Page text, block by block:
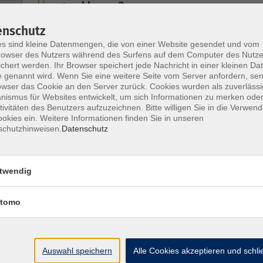
geschlossen?
Das Ende der transatlantischen
Zum Verhältnis zwischen Europa,
und den USA
Zur Diskussion: Was haben Stolpersteine
Demokratie zu tun?
verstehen: Soziale Medien
sind kleine Datenmengen, die von einer Website gesendet und vom
des Nutzers während des Surfens auf dem Computer des
werden. Ihr Browser speichert jede Nachricht in einer kleinen
genannt wird. Wenn Sie eine weitere Seite vom Server anfordern,
das Cookie an den Server zurück. Cookies wurden als
für Websites entwickelt, um sich Informationen zu merken
des Benutzers aufzuzeichnen. Bitte willigen Sie in die
ein. Weitere Informationen finden Sie in unseren
Datenschutz
Auswahl speichern Alle Cookies akzeptieren und